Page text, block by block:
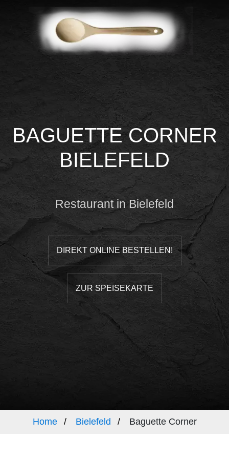
BAGUETTE CORNER
BIELEFELD
Restaurant in Bielefeld
DIREKT ONLINE BESTELLEN!
ZUR SPEISEKARTE
Home Bielefeld Baguette Corner